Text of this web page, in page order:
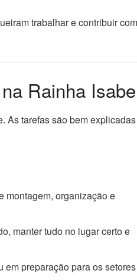
trabalhar e contribuir
Rainha
As tarefas são bem
montagem, organização e
manter tudo no lugar certo e
em preparação para os setores